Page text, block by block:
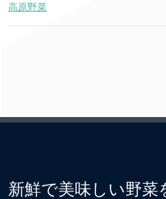
高原野菜
新鮮で美味しい野菜